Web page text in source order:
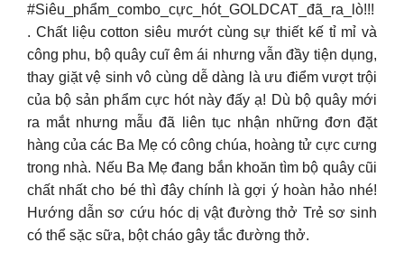
#Siêu_phẩm_combo_cực_hót_GOLDCAT_đã_ra_lò!!!
. Chất liệu cotton siêu mướt cùng sự thiết kế tỉ mỉ và
công phu, bộ quây cuĩ êm ái nhưng vẫn đầy tiện dụng,
thay giặt vệ sinh vô cùng dễ dàng là ưu điểm vượt trội
của bộ sản phẩm cực hót này đấy ạ! Dù bộ quây mới
ra mắt nhưng mẫu đã liên tục nhận những đơn đặt
hàng của các Ba Mẹ có công chúa, hoàng tử cực cưng
trong nhà. Nếu Ba Mẹ đang bắn khoăn tìm bộ quây cũi
chất nhất cho bé thì đây chính là gợi ý hoàn hảo nhé!
Hướng dẫn sơ cứu hóc dị vật đường thở Trẻ sơ sinh
có thể sặc sữa, bột cháo gây tắc đường thở.